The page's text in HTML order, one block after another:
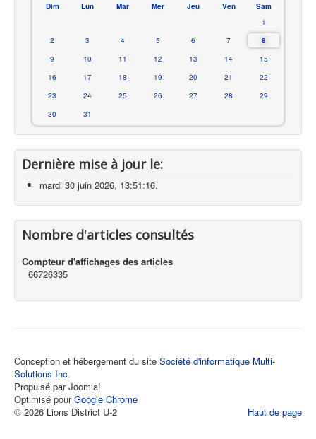
Dim Lun Mar Mer Jeu Ven
Sam
1
2
3 4 5 6 7
8
9
10 11 12 13 14
15
16
17 18 19 20 21
22
23
24 25 26 27 28
29
30
31
Dernière mise à jour le:
mardi 30 juin 2026, 13:51:16.
Nombre d'articles consultés
Compteur d'affichages des articles
66726335
Conception et hébergement du site Société d'informatique Multi-
Solutions Inc.
Propulsé par Joomla!
Optimisé pourGoogle Chrome
Haut de page
© 2026 Lions District U-2